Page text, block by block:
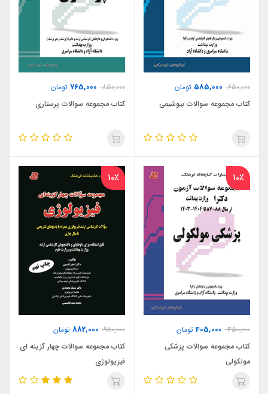
650,000
585,000 تومان
کتاب مجموعه سوالات بیوشیمی
850,000
765,000 تومان
کتاب مجموعه سوالات پرستاری
10٪
450,000
405,000تومان
کتاب مجموعه سوالات پزشکی
مولکولی
10٪
980,000
882,000 تومان
کتاب مجموعه سوالات چهار گزینه ای
فیزیولوژی